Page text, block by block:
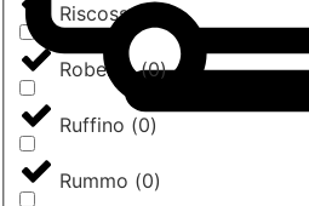
Riscossa
Roberto(0)
Ruffino (0)
Rummo (0)